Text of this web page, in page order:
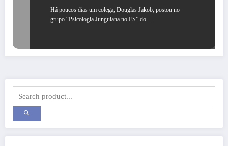
Há poucos dias um colega, Douglas Jakob, postou no
grupo “Psicologia Junguiana no ES” do…